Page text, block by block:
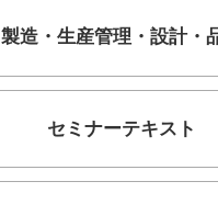
製造・ 生産管理・ 設計・
セミナーテキスト